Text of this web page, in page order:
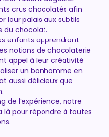
crus chocolatés afin
leur palais aux subtils
du chocolat.
enfants apprendront
notions de chocolaterie
appel à leur créativité
un bonhomme en
aussi délicieux que
de l’expérience, notre
là pour répondre à toutes